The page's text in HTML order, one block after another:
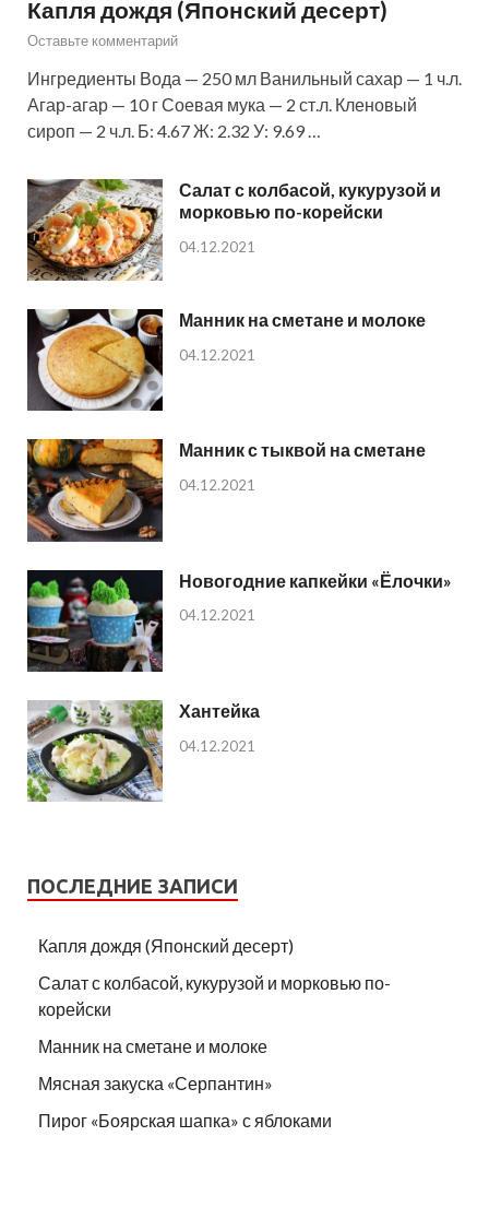
Капля дождя (Японский десерт)
Оставьте комментарий
Ингредиенты Вода — 250 мл Ванильный сахар — 1 ч.л.
Агар-агар — 10 г Соевая мука — 2 ст.л. Кленовый
сироп — 2 ч.л. Б: 4.67 Ж: 2.32 У: 9.69 …
Салат с колбасой, кукурузой и
морковью по-корейски
04.12.2021
Манник на сметане и молоке
04.12.2021
Манник с тыквой на сметане
04.12.2021
Новогодние капкейки «Ёлочки»
04.12.2021
Хантейка
04.12.2021
ПОСЛЕДНИЕ ЗАПИСИ
Капля дождя (Японский десерт)
Салат с колбасой, кукурузой и морковью по-
корейски
Манник на сметане и молоке
Мясная закуска «Серпантин»
Пирог «Боярская шапка» с яблоками